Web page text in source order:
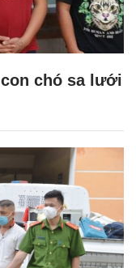
chó sa lưới